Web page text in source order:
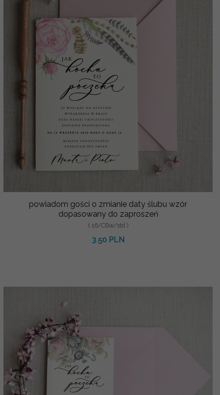
powiadom gości o zmianie daty ślubu wzór
dopasowany do zaproszeń
( 16/CBw/std )
3.50 PLN